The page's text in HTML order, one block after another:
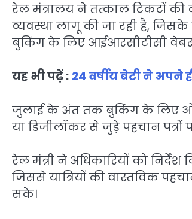
रेल मंत्रालय ने तत्काल टिकटों
व्यवस्था लागू की जा रही है,
बुकिंग के लिए आईआरसीटीसी
यह भी पढ़ें : 24 वर्षीय बेटी ने अपने
जुलाई के अंत तक बुकिंग के लिए
या डिजीलॉकर से जुड़े पहचान पत्रों
रेल मंत्री ने अधिकारियों को
जिससे यात्रियों की वास्तविक
सके।